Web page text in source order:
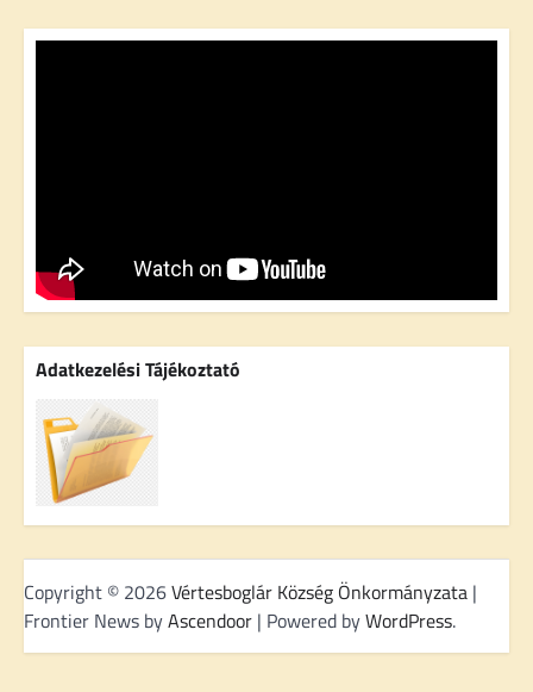
Adatkezelési Tájékoztató
Copyright © 2026Vértesboglár Község Önkormányzata |
Frontier News byAscendoor | Powered byWordPress.